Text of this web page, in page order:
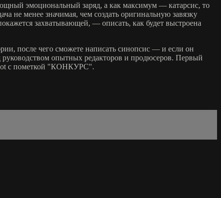
эмоциональный заряд, а как максимум — катарсис, то
не менее значимая, чем создать оригинальную завязку
захватывающей, — описать, как будет выстроена
после чего сможете написать синопсис — и если он
опытных редакторов и продюсеров. Первый
с пометкой "КОНКУРС".